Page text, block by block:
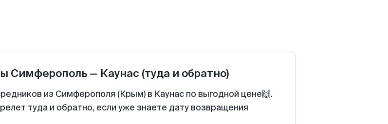
Симферополь — Каунас (туда и обратно)
из Симферополя (Крым) в Каунас по выгодной цене🙌.
туда и обратно, если уже знаете дату возвращения